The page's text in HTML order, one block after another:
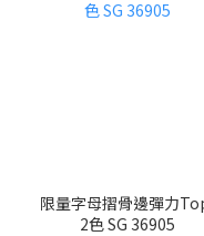
限量字母摺骨邊彈力
2色 SG 36905